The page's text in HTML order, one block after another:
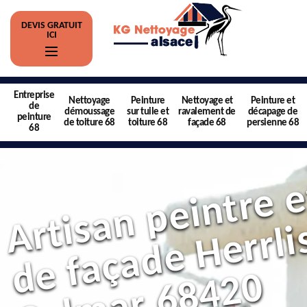
DEVIS GRATUIT
ICI
Entreprise
de
peinture
68
Nettoyage
démoussage
de toiture 68
Peinture
sur tuile et
toiture 68
Nettoyage et
ravalement de
façade 68
Peinture et
décapage de
persienne 68